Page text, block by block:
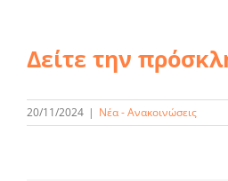
Δείτε την
20/11/2024 | Νέα - Ανακοινώσεις